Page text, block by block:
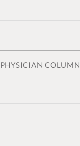
PHYSICIAN COLUMN